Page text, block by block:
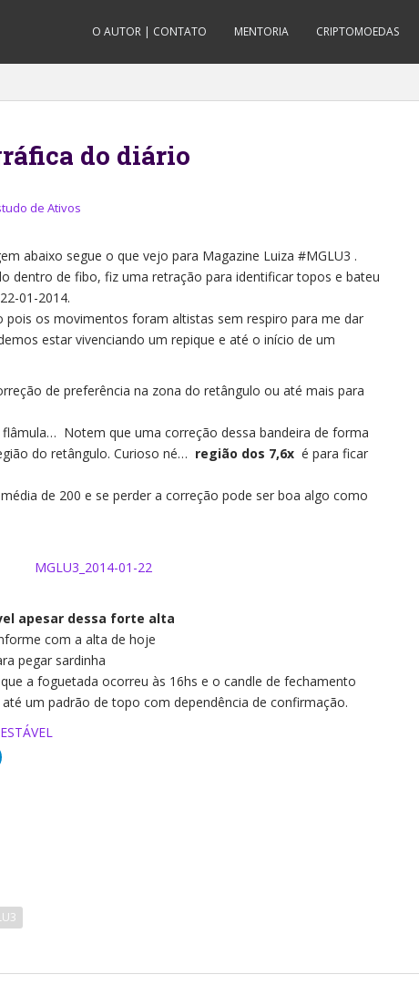
O AUTOR | CONTATO MENTORIA CRIPTOMOEDAS
do diário
de Ativos
abaixo segue o que vejo para Magazine Luiza #MGLU3 .
dentro de fibo, fiz uma retração para identificar topos e bateu
01-2014.
pois os movimentos foram altistas sem respiro para me dar
estar vivenciando um repique e até o início de um
de preferência na zona do retângulo ou até mais para
flâmula… Notem que uma correção dessa bandeira de forma
do retângulo. Curioso né… região dos 7,6x é para ficar
de 200 e se perder a correção pode ser boa algo como
apesar dessa forte alta
com a alta de hoje
pegar sardinha
a foguetada ocorreu às 16hs e o candle de fechamento
um padrão de topo com dependência de confirmação.